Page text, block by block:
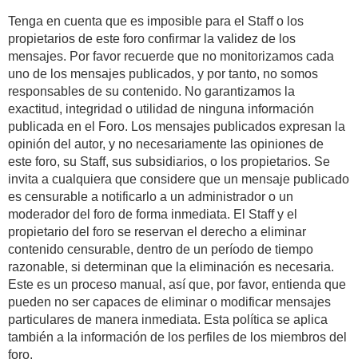
Tenga en cuenta que es imposible para el Staff o los
propietarios de este foro confirmar la validez de los
mensajes. Por favor recuerde que no monitorizamos cada
uno de los mensajes publicados, y por tanto, no somos
responsables de su contenido. No garantizamos la
exactitud, integridad o utilidad de ninguna información
publicada en el Foro. Los mensajes publicados expresan la
opinión del autor, y no necesariamente las opiniones de
este foro, su Staff, sus subsidiarios, o los propietarios. Se
invita a cualquiera que considere que un mensaje publicado
es censurable a notificarlo a un administrador o un
moderador del foro de forma inmediata. El Staff y el
propietario del foro se reservan el derecho a eliminar
contenido censurable, dentro de un período de tiempo
razonable, si determinan que la eliminación es necesaria.
Este es un proceso manual, así que, por favor, entienda que
pueden no ser capaces de eliminar o modificar mensajes
particulares de manera inmediata. Esta política se aplica
también a la información de los perfiles de los miembros del
foro.